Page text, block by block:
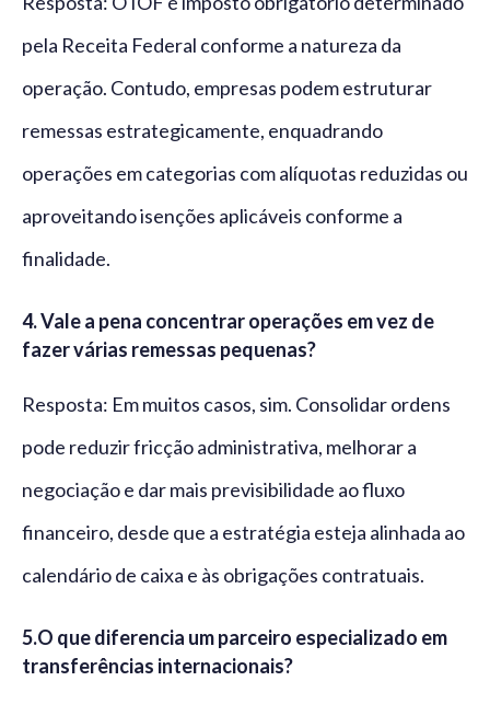
pela Receita Federal conforme a natureza da
operação. Contudo, empresas podem estruturar
remessas estrategicamente, enquadrando
operações em categorias com alíquotas reduzidas ou
aproveitando isenções aplicáveis conforme a
finalidade.
4.Vale a pena concentrar operações em vez de
fazer várias remessas pequenas?
Resposta: Em muitos casos, sim. Consolidar ordens
pode reduzir fricção administrativa, melhorar a
negociação e dar mais previsibilidade ao fluxo
financeiro, desde que a estratégia esteja alinhada ao
calendário de caixa e às obrigações contratuais.
5.O que diferencia um parceiro especializado em
transferências internacionais?